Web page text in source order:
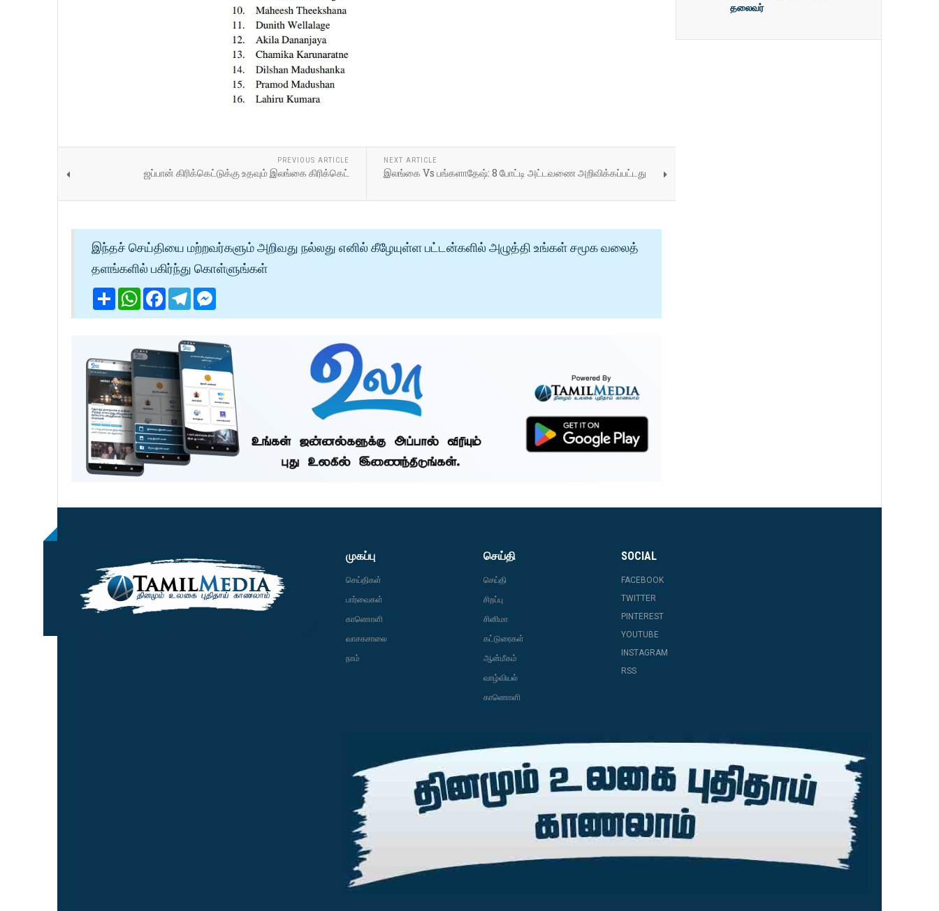
PREVIOUS ARTICLE
ஜப்பான் கிரிக்கெட்டுக்கு உதவும் இலங்கை கிரிக்கெட்
NEXT ARTICLE
இலங்கை Vs பங்களாதேஷ்: 8 போட்டி அட்டவணை அறிவிக்கப்பட்டது
இந்தச் செய்தியை மற்றவர்களும் அறிவது நல்லது எனில் கீழேயுள்ள பட்டன்களில் அழுத்தி உங்கள் சமூக வலைத்
தளங்களில் பகிர்ந்து கொள்ளுங்கள்
ShareWhatsApp
Facebook
Telegram
தலைவர்
முகப்பு
செய்திகள்
பார்வைகள்
காணொளி
வாசகசாலை
நாம்
செய்தி
செய்தி
சிறப்பு
சினிமா
கட்டுரைகள்
ஆன்மீகம்
வாழ்வியல்
காணொளி
SOCIAL
FACEBOOK
TWITTER
PINTEREST
YOUTUBE
INSTAGRAM
RSS